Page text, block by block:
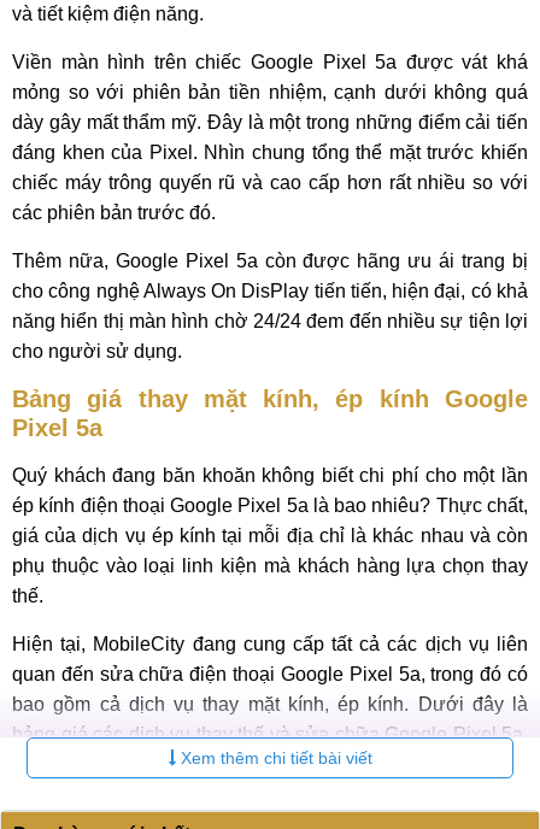
và tiết kiệm điện năng.
Viền màn hình trên chiếc Google Pixel 5a được vát khá
mỏng so với phiên bản tiền nhiệm, cạnh dưới không quá
dày gây mất thẩm mỹ. Đây là một trong những điểm cải tiến
đáng khen của Pixel. Nhìn chung tổng thể mặt trước khiến
chiếc máy trông quyến rũ và cao cấp hơn rất nhiều so với
các phiên bản trước đó.
Thêm nữa, Google Pixel 5a còn được hãng ưu ái trang bị
cho công nghệ Always On DisPlay tiến tiến, hiện đại, có khả
năng hiển thị màn hình chờ 24/24 đem đến nhiều sự tiện lợi
cho người sử dụng.
Bảng giá thay mặt kính, ép kính Google
Pixel 5a
Quý khách đang băn khoăn không biết chi phí cho một lần
ép kính điện thoại Google Pixel 5a là bao nhiêu? Thực chất,
giá của dịch vụ ép kính tại mỗi địa chỉ là khác nhau và còn
phụ thuộc vào loại linh kiện mà khách hàng lựa chọn thay
thế.
Hiện tại, MobileCity đang cung cấp tất cả các dịch vụ liên
quan đến sửa chữa điện thoại Google Pixel 5a, trong đó có
bao gồm cả dịch vụ thay mặt kính, ép kính. Dưới đây là
bảng giá các dịch vụ thay thế và sửa chữa Google Pixel 5a,
kính mời Quý khách hàng tham khảo:
Xem thêm chi tiết bài viết